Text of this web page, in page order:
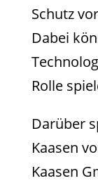
Schutz
Dabei
Rolle
Darüber
Kaasen
Kaasen